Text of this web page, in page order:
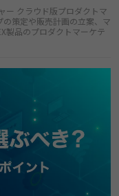
ー クラウド版プロダクトマ
策定や販売計画の立案、マ
製品のプロダクトマーケテ